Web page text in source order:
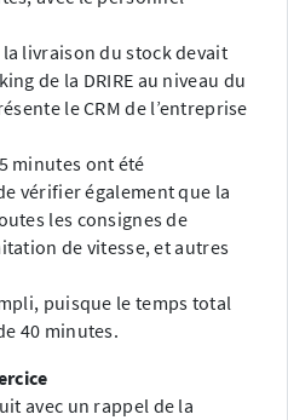
livraison du stock devait
de la DRIRE au niveau du
le CRM de l’entreprise
minutes ont été
vérifier également que la
les consignes de
de vitesse, et autres
puisque le temps total
40 minutes.
avec un rappel de la